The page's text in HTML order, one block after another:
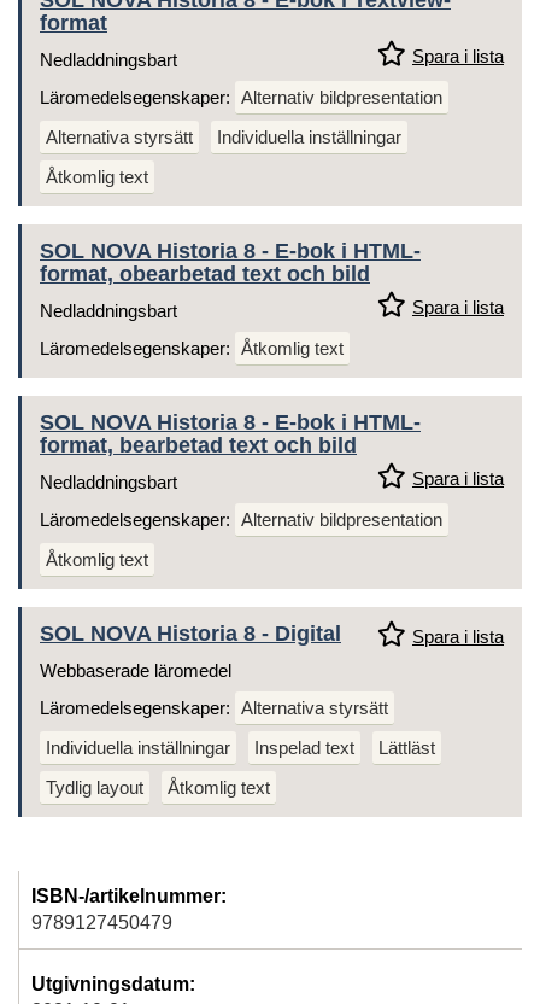
format
Spara i lista
Nedladdningsbart
Läromedelsegenskaper: Alternativ bildpresentation
Alternativa styrsätt
Individuella inställningar
Åtkomlig text
SOL NOVA Historia 8 - E-bok i HTML-
format, obearbetad text och bild
Spara i lista
Nedladdningsbart
Läromedelsegenskaper: Åtkomlig text
SOL NOVA Historia 8 - E-bok i HTML-
format, bearbetad text och bild
Spara i lista
Nedladdningsbart
Läromedelsegenskaper: Alternativ bildpresentation
Åtkomlig text
SOL NOVA Historia 8 - Digital
Spara i lista
Webbaserade läromedel
Läromedelsegenskaper: Alternativa styrsätt
Individuella inställningar
Inspelad text
Lättläst
Tydlig layout
Åtkomlig text
ISBN-/artikelnummer:
9789127450479
Utgivningsdatum: